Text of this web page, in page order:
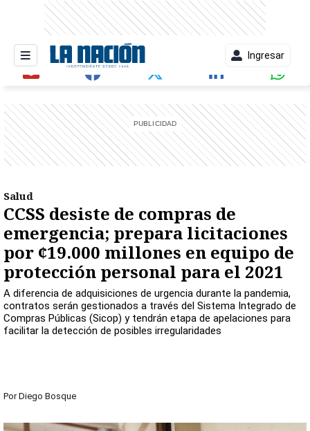
Ingresar
Salud
CCSS desiste de compras de
emergencia; prepara licitaciones
por ¢19.000 millones en equipo de
protección personal para el 2021
A diferencia de adquisiciones de urgencia durante la pandemia,
contratos serán gestionados a través del Sistema Integrado de
Compras Públicas (Sicop) y tendrán etapa de apelaciones para
facilitar la detección de posibles irregularidades
Por Diego Bosque